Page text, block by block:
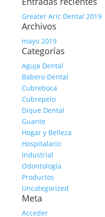
Greater Aric Dental 2019
Archivos
mayo 2019
Categorías
Aguja Dental
Babero Dental
Cubreboca
Cubrepelo
Dique Dental
Guante
Hogar y Belleza
Hospitalario
Industrial
Odontología
Productos
Uncategorized
Meta
Acceder